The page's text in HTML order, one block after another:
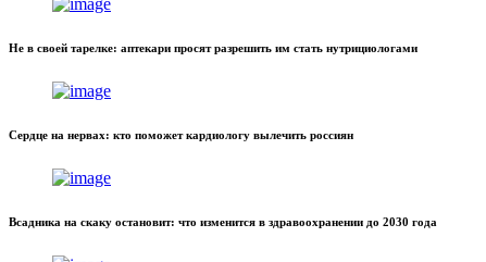
Не в своей тарелке: аптекари просят разрешить им стать нутрициологами
Сердце на нервах: кто поможет кардиологу вылечить россиян
Всадника на скаку остановит: что изменится в здравоохранении до 2030 года